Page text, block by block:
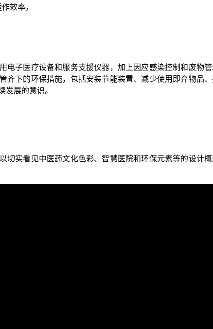
效率。
电子医疗设备和服务支援仪器，加上因应感染控制和废物
齐下的环保措施，包括安装节能装置、减少使用即弃物品
发展的意识。
切实看见中医药文化色彩、智慧医院和环保元素等的设计